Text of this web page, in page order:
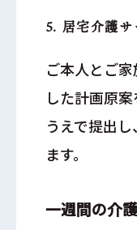
5. 居宅介護
ご本人とご
した計画原
うえで提出
ます。
一週間の介